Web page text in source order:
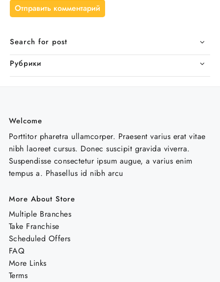
Search for post
Рубрики
Welcome
Porttitor pharetra ullamcorper. Praesent varius erat vitae
nibh laoreet cursus. Donec suscipit gravida viverra.
Suspendisse consectetur ipsum augue, a varius enim
tempus a. Phasellus id nibh arcu
More About Store
Multiple Branches
Take Franchise
Scheduled Offers
FAQ
More Links
Terms